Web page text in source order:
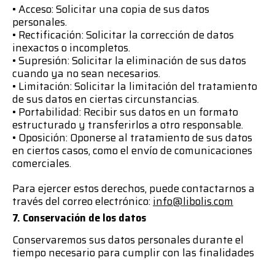
• Acceso: Solicitar una copia de sus datos
personales.
• Rectificación: Solicitar la corrección de datos
inexactos o incompletos.
• Supresión: Solicitar la eliminación de sus datos
cuando ya no sean necesarios.
• Limitación: Solicitar la limitación del tratamiento
de sus datos en ciertas circunstancias.
• Portabilidad: Recibir sus datos en un formato
estructurado y transferirlos a otro responsable.
• Oposición: Oponerse al tratamiento de sus datos
en ciertos casos, como el envío de comunicaciones
comerciales.
Para ejercer estos derechos, puede contactarnos a
través del correo electrónico:info@libolis.com
7. Conservación de los datos
Conservaremos sus datos personales durante el
tiempo necesario para cumplir con las finalidades